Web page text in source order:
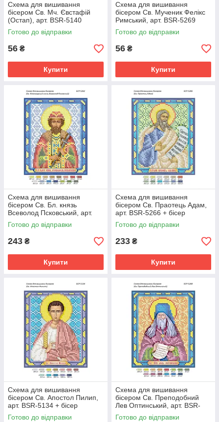
Схема для вишивання
бісером Св. Мч. Євстафій
(Остап), арт. BSR-5140
Готово до відправки
56 ₴
Купити
Схема для вишивання
бісером Св. Мученик Фелікс
Римський, арт. BSR-5269
Готово до відправки
56 ₴
Купити
Схема для вишивання
бісером Св. Бл. князь
Всеволод Псковський, арт.
BSR-5262 + бісер
Готово до відправки
243 ₴
Купити
Схема для вишивання
бісером Св. Праотець Адам,
арт. BSR-5266 + бісер
Готово до відправки
233 ₴
Купити
Схема для вишивання
бісером Св. Апостол Пилип,
арт. BSR-5134 + бісер
Готово до відправки
Схема для вишивання
бісером Св. Преподобний
Лев Оптинський, арт. BSR-
5268 + бісер
Готово до відправки